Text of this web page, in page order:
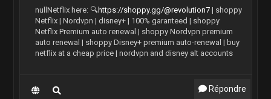
nullNetflix here: 🔍 https://shoppy.gg/@revolution7| shoppy
Netflix | Nordvpn | disney+ | 100% garanteed | shoppy
Netflix Premium auto renewal | shoppy Nordvpn premium
auto renewal | shoppy Disney+ premium auto-renewal | buy
netflix at a cheap price | nordvpn and disney alt accounts
Répondre